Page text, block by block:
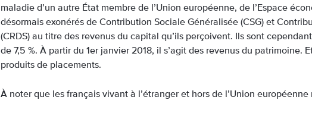
maladie d’un autre État membre de l’Union européenne, de l’Espace
désormais exonérés de Contribution Sociale Généralisée (CSG) et
(CRDS) au titre des revenus du capital qu’ils perçoivent. Ils sont
de 7,5 %. À partir du 1er janvier 2018, il s’agit des revenus du patrimoine.
produits de placements.
À noter que les français vivant à l’étranger et hors de l’Union